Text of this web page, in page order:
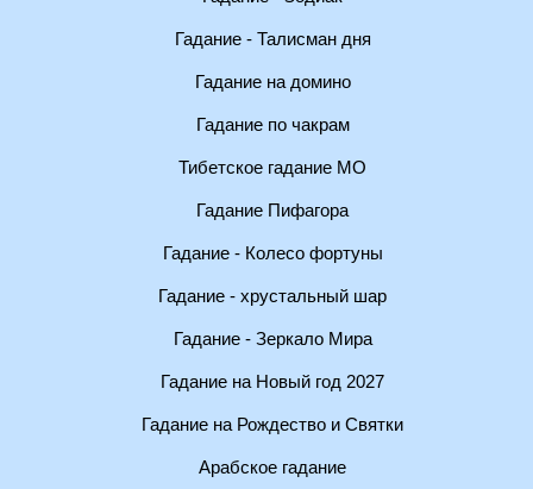
Гадание - Талисман дня
Гадание на домино
Гадание по чакрам
Тибетское гадание МО
Гадание Пифагора
Гадание - Колесо фортуны
Гадание - хрустальный шар
Гадание - Зеркало Мира
Гадание на Новый год 2027
Гадание на Рождество и Святки
Арабское гадание